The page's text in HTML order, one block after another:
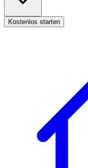
Kostenlos starten